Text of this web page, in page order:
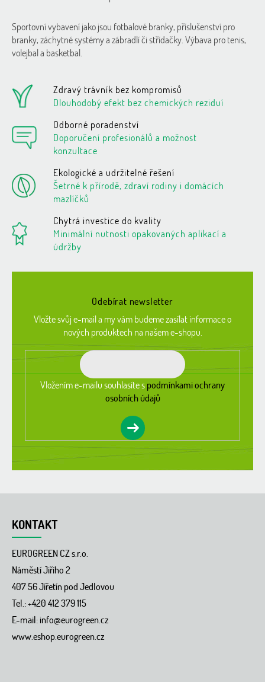
l
á
d
p
r
k
y
p
i
s
Sportovní vybavení jako jsou fotbalové branky, příslušenství pro
branky, záchytné systémy a zábradlí či střídačky. Výbava pro tenis,
volejbal a basketbal.
Zdravý trávník bez kompromisů
Dlouhodobý efekt bez chemických reziduí
Odborné poradenství
Doporučení profesionálů a možnost
konzultace
Ekologické a udržitelné řešení
Šetrné k přírodě, zdraví rodiny i domácích
mazlíčků
Chytrá investice do kvality
Minimální nutnosti opakovaných aplikací a
údržby
Odebírat newsletter
Vložte svůj e-mail a my vám budeme zasílat informace o
nových produktech na našem e-shopu.
Vložením e-mailu souhlasíte spodmínkami ochrany
osobních údajů
KONTAKT
EUROGREEN CZ s.r.o.
Náměstí Jiřího 2
407 56 Jířetín pod Jedlovou
Tel.: +420 412 379 115
E-mail:info@eurogreen.cz
www.eshop.eurogreen.cz